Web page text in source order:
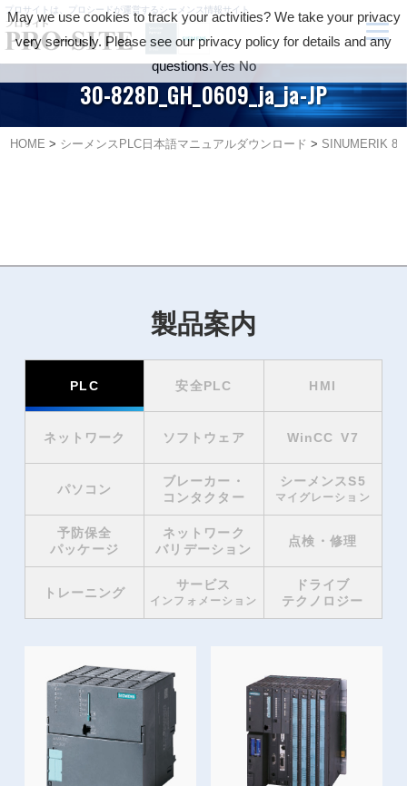
プロサイトは、プロシードが運営するシーメンス情報サイト
30-828D_GH_0609_ja_ja-JP
HOME > シーメンスPLC日本語マニュアルダウンロード > SINUMERIK
製品案内
PLC 安全PLC HMI
ネットワーク ソフトウェア WinCC V7
パソコン
ブレーカー・
コンタクター
シーメンスS5
マイグレーション
予防保全
パッケージ
ネットワーク
バリデーション
点検・修理
トレーニング
サービス
インフォメーション
ドライブ
テクノロジー
May we use cookies to track your activities? We take your privacy
very seriously. Please see our privacy policy for details and any
questions.Yes No